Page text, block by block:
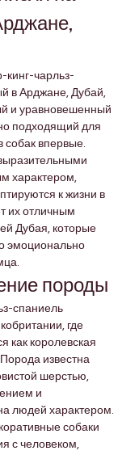
кинг-чарльз-
в Арджане, Дубай,
и уравновешенный
подходящий для
собак впервые.
характером,
к жизни в
их отличным
Дубая, которые
эмоционально
породы
спаниель
где
как королевская
известна
шерстью,
и
людей характером.
собаки
с человеком,